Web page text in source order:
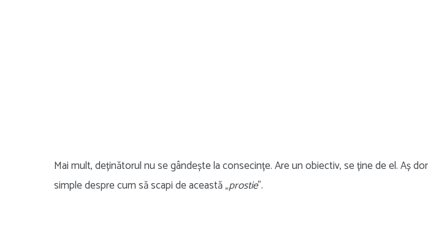
Mai mult, deținătorul nu se gândește la consecințe. Are un obiectiv, se ține de el. Aș
simple despre cum să scapi de această „prostie”.